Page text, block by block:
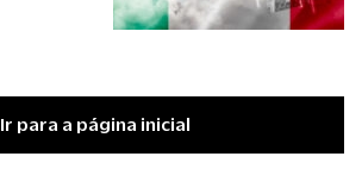
Ir para a página inicial